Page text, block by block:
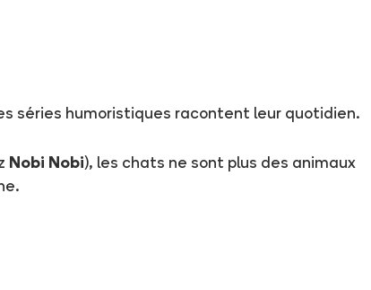
séries humoristiques racontent leur quotidien.
Nobi Nobi), les chats ne sont plus des animaux